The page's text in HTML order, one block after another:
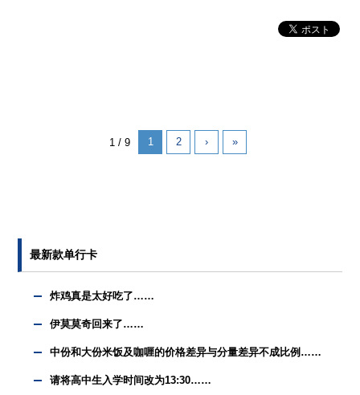
1 / 9 1 2 › »
最新款单行卡
炸鸡真是太好吃了……
伊莫莫奇回来了……
中份和大份米饭及咖喱的价格差异与分量差异不成比例……
请将高中生入学时间改为13:30……